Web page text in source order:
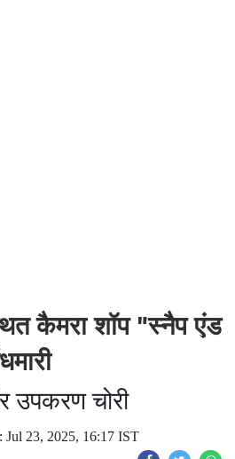
कैमरा शॉप "स्नैप एंड
चोरी
Jul 23, 2025, 16:17 IST